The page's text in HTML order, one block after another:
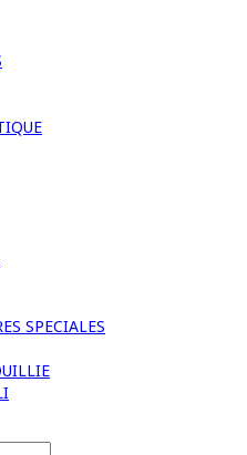
SPECIALES